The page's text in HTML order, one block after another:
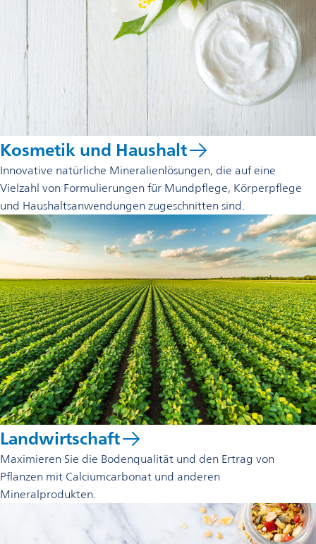
Kosmetik und Haushalt
Innovative natürliche Mineralienlösungen, die auf eine
Vielzahl von Formulierungen für Mundpflege, Körperpflege
und Haushaltsanwendungen zugeschnitten sind.
Landwirtschaft
Maximieren Sie die Bodenqualität und den Ertrag von
Pflanzen mit Calciumcarbonat und anderen
Mineralprodukten.